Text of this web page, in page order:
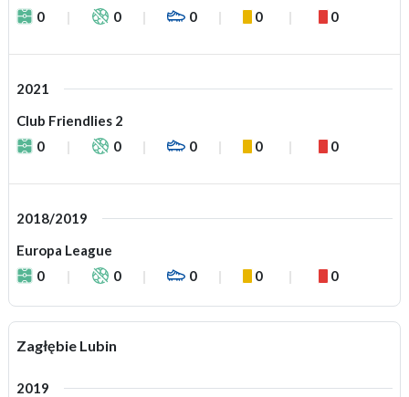
0
0 0 0 0
2021
Club Friendlies 2
0
0 0 0 0
2018/2019
Europa League
0
0 0 0 0
Zagłębie Lubin
2019